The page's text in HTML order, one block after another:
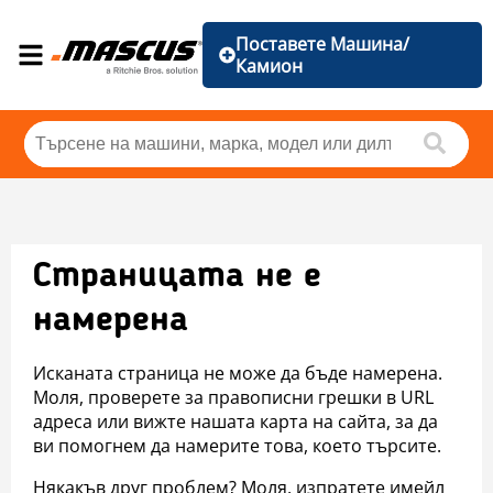
Поставете Машина/
Камион
Страницата не е
намерена
Исканата страница не може да бъде намерена.
Моля, проверете за правописни грешки в URL
адреса или вижте нашата карта на сайта, за да
ви помогнем да намерите това, което търсите.
Някакъв друг проблем? Моля, изпратете имейл